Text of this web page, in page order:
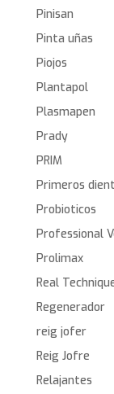
Pinisan
Pinta uñas
Piojos
Plantapol
Plasmapen
Prady
PRIM
Primeros
Probioticos
Professional
Prolimax
Real
Regenerador
reig jofer
Reig Jofre
Relajantes